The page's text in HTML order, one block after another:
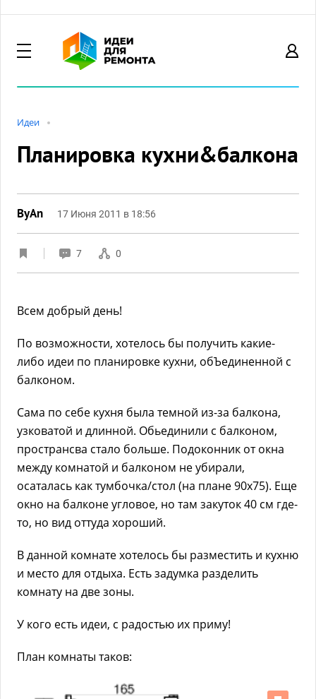
Идеи
Планировка кухни&балкона
ByAn 17 Июня 2011 в 18:56
7 0
Всем добрый день!
По возможности, хотелось бы получить какие-
либо идеи по планировке кухни, обЪединенной с
балконом.
Сама по себе кухня была темной из-за балкона,
узковатой и длинной. Обьединили с балконом,
пространсва стало больше. Подоконник от окна
между комнатой и балконом не убирали,
осаталась как тумбочка/стол (на плане 90х75). Еще
окно на балконе угловое, но там закуток 40 см где-
то, но вид оттуда хороший.
В данной комнате хотелось бы разместить и кухню
и место для отдыха. Есть задумка разделить
комнату на две зоны.
У кого есть идеи, с радостью их приму!
План комнаты таков: